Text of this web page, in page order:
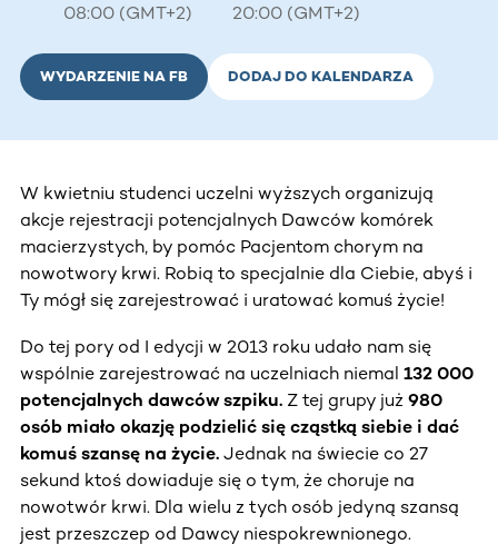
08:00 (GMT+2) 20:00 (GMT+2)
WYDARZENIE NA FB DODAJ DO KALENDARZA
W kwietniu studenci uczelni wyższych organizują
akcje rejestracji potencjalnych Dawców komórek
macierzystych, by pomóc Pacjentom chorym na
nowotwory krwi. Robią to specjalnie dla Ciebie, abyś i
Ty mógł się zarejestrować i uratować komuś życie!
Do tej pory od I edycji w 2013 roku udało nam się
wspólnie zarejestrować na uczelniach niemal 132 000
potencjalnych dawców szpiku. Z tej grupy już 980
osób miało okazję podzielić się cząstką siebie i dać
komuś szansę na życie. Jednak na świecie co 27
sekund ktoś dowiaduje się o tym, że choruje na
nowotwór krwi. Dla wielu z tych osób jedyną szansą
jest przeszczep od Dawcy niespokrewnionego.